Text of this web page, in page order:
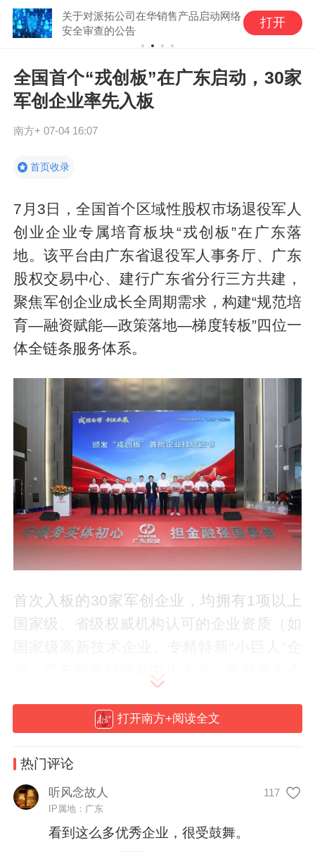
关于对派拓公司在华销售产品启动网络
安全审查的公告
打开
全国首个“戎创板”在广东启动，30家
军创企业率先入板
南方+07-04 16:07
首页收录
7月3日，全国首个区域性股权市场退役军人
创业企业专属培育板块“戎创板”在广东落
地。该平台由广东省退役军人事务厅、广东
股权交易中心、建行广东省分行三方共建，
聚焦军创企业成长全周期需求，构建“规范培
育—融资赋能—政策落地—梯度转板”四位一
体全链条服务体系。
首次入板的30家军创企业，均拥有1项以上
国家级、省级权威机构认可的企业资质（如
业等有关资质）或在省级以上退役军人创业
创新大赛中获得奖项。启动仪式上，三方签
布“粤金戎”专属金融产品。首批入板企业代
表、军创导师代表及“星火计划”扶持企业代
表获颁证书。
打开南方+阅读全文
热门评论
听风念故人 117
IP属地：广东
看到这么多优秀企业，很受鼓舞。